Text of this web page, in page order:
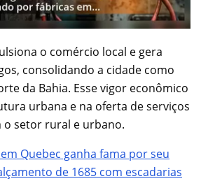
o comércio local e gera
consolidando a cidade como
da Bahia. Esse vigor econômico
urbana e na oferta de serviços
o setor rural e urbano.
Quebec ganha fama por seu
de 1685 com escadarias